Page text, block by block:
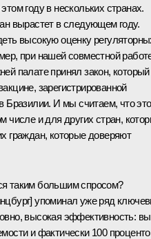
году в нескольких странах.
вырастет в следующем году.
высокую оценку
при нашей совместной
палате принял закон, который
зарегистрированной
Бразилии. И мы считаем, что это
числе и для других стран,
граждан, которые доверяют
таким большим спросом?
упоминал уже ряд
высокая эффективность:
и фактически 100